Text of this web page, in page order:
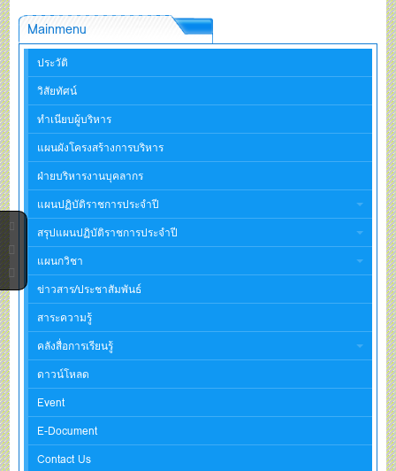
Mainmenu
ประวัติ
วิสัยทัศน์
ทำเนียบผู้บริหาร
แผนผังโครงสร้างการบริหาร
ฝ่ายบริหารงานบุคลากร
แผนปฏิบัติราชการประจำปี
สรุปแผนปฏิบัติราชการประจำปี
แผนกวิชา
ข่าวสาร/ประชาสัมพันธ์
สาระความรู้
คลังสื่อการเรียนรู้
ดาวน์โหลด
Event
E-Document
Contact Us